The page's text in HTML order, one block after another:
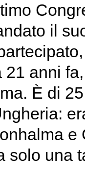
il
21 anni
È di
solo una